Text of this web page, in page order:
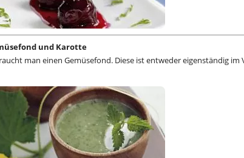
und Karotte
man einen Gemüsefond. Diese ist entweder eigenständig im